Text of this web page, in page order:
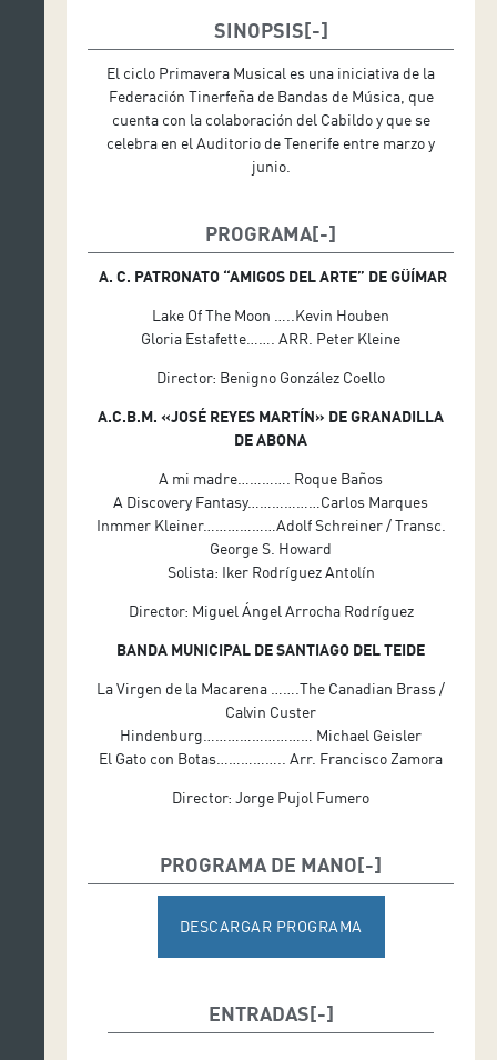
SINOPSIS
El ciclo Primavera Musical es una iniciativa de la
Federación Tinerfeña de Bandas de Música, que
cuenta con la colaboración del Cabildo y que se
celebra en el Auditorio de Tenerife entre marzo y
junio.
PROGRAMA
A. C. PATRONATO “AMIGOS DEL ARTE” DE GÜÍMAR
Lake Of The Moon …..Kevin Houben
Gloria Estafette……. ARR. Peter Kleine
Director: Benigno González Coello
A.C.B.M. «JOSÉ REYES MARTÍN» DE GRANADILLA
DE ABONA
A mi madre…………. Roque Baños
A Discovery Fantasy………………Carlos Marques
Inmmer Kleiner………………Adolf Schreiner / Transc.
George S. Howard
Solista: Iker Rodríguez Antolín
Director: Miguel Ángel Arrocha Rodríguez
BANDA MUNICIPAL DE SANTIAGO DEL TEIDE
La Virgen de la Macarena …….The Canadian Brass /
Calvin Custer
Hindenburg……………………… Michael Geisler
El Gato con Botas…………….. Arr. Francisco Zamora
Director: Jorge Pujol Fumero
PROGRAMA DE MANO
DESCARGAR PROGRAMA
ENTRADAS